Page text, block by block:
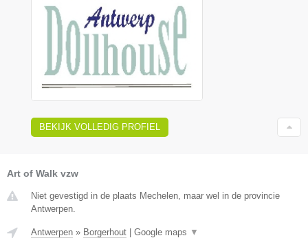
BEKIJK VOLLEDIG PROFIEL
Art of Walk vzw
Niet gevestigd in de plaats Mechelen, maar wel in de provincie
Antwerpen.
Antwerpen » Borgerhout Google maps ▼